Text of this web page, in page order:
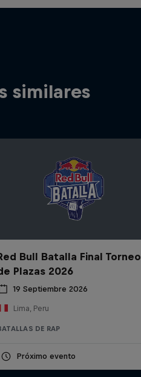
similares
Bull Batalla Final Torneo
Plazas 2026
19 Septiembre 2026
Lima, Peru
DE RAP
Próximo evento